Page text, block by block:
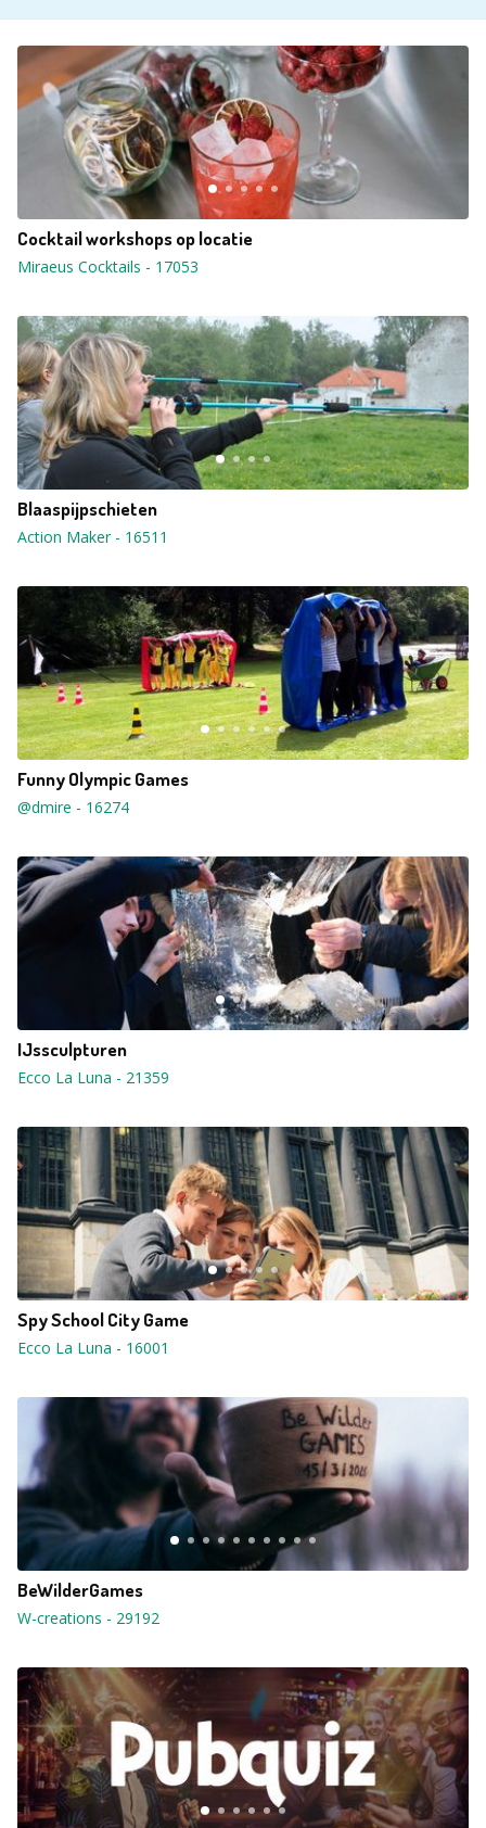
Cocktail workshops op locatie
Miraeus Cocktails - 17053
Blaaspijpschieten
Action Maker- 16511
Funny Olympic Games
@dmire - 16274
IJssculpturen
Ecco La Luna - 21359
Spy School City Game
Ecco La Luna - 16001
BeWilderGames
W-creations - 29192